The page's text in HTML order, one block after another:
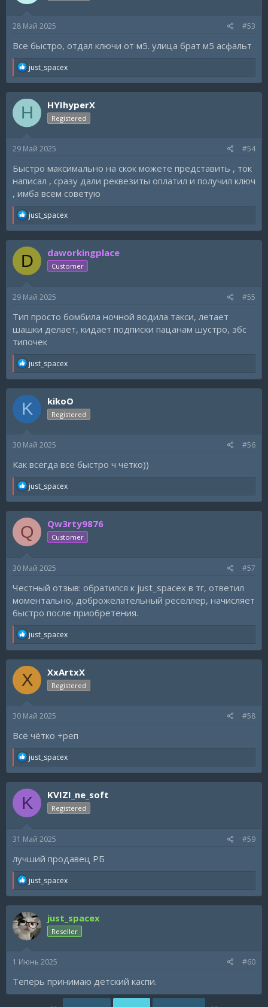
:
28 Май 2025 #53
Все быстро, отдал ключи от м5. улица брат м5 асфальт
R
a
c
i
o
:
just_spacex
H HYIhyperX
Registered
29 Май 2025 #54
Быстро максимально на скок можете представить , ток
написал , сразу дали реквезиты оплатил и получил ключ
, имба всем советую
R
a
c
:
just_spacex
D daworkingplace
Customer
29 Май 2025 #55
Тип просто бомбила ночной водила такси, летает
шашки делает, кидает подписки пацанам шустро, збс
типочек
R
a
c
t
i
o
:
just_spacex
K kikoO
Registered
30 Май 2025 #56
Как всегда все быстро ч четко))
R
a
c
o
:
just_spacex
Q Qw3rty9876
Customer
30 Май 2025 #57
Честный отзыв: обратился к just_spacex в тг, ответил
моментально, доброжелательный реселлер, начисляет
быстро после приобретения.
R
a
c
t
i
o
:
just_spacex
X XxArtxX
Registered
30 Май 2025 #58
Всё чётко +реп
R
a
c
i
:
just_spacex
K KVIZI_ne_soft
Registered
31 Май 2025 #59
лучший продавец РБ
R
a
c
t
i
o
:
just_spacex
just_spacex
Reseller
1 Июнь 2025 #60
Теперь принимаю детский каспи.